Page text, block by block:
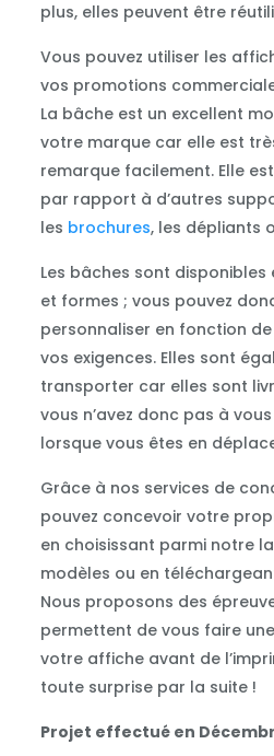
plus, elles peuvent être
Vous pouvez utiliser les
vos promotions
La bâche est un excellent
votre marque car elle est
remarque facilement. Elle
par rapport à d’autres
les brochures, les dépliants
Les bâches sont
et formes ; vous pouvez
personnaliser en fonction
vos exigences. Elles sont
transporter car elles sont
vous n’avez donc pas à
lorsque vous êtes en
Grâce à nos services de
pouvez concevoir votre
en choisissant parmi notre
modèles ou en
Nous proposons des
permettent de vous faire
votre affiche avant de
toute surprise par la suite !
Projet effectué en